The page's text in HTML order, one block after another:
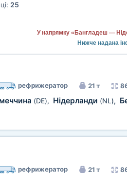
25
У напрямку «Бангладеш —
Нижче надана
рефрижератор 21 т
(DE), Нідерланди (NL),
рефрижератор 21 т